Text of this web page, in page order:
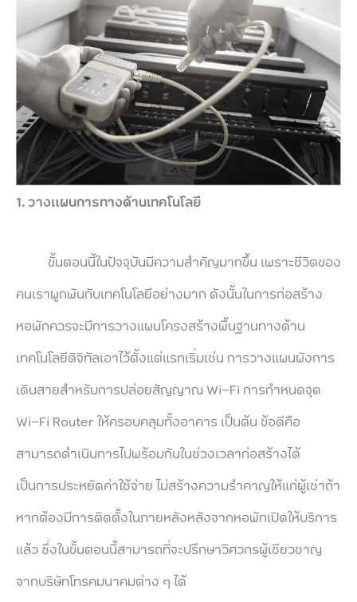
1.วางแผนการทางด้านเทคโนโลยี
ขั้นตอนนี้ในปัจจุบันมีความสำคัญมากขึ้น เพราะชีวิตของ
คนเราผูกพันกับเทคโนโลยีอย่างมาก ดังนั้นในการก่อสร้าง
หอพักควรจะมีการวางแผนโครงสร้างพื้นฐานทางด้าน
เทคโนโลยีดิจิทัลเอาไว้ตั้งแต่แรกเริ่มเช่น การวางแผนผังการ
เดินสายสำหรับการปล่อยสัญญาณ Wi-Fi การกำหนดจุด
Wi-Fi Router ให้ครอบคลุมทั้งอาคาร เป็นต้น ข้อดีคือ
สามารถดำเนินการไปพร้อมกันในช่วงเวลาก่อสร้างได้
เป็นการประหยัดค่าใช้จ่าย ไม่สร้างความรำคาญให้แก่ผู้เช่าถ้า
หากต้องมีการติดตั้งในภายหลังหลังจากหอพักเปิดให้บริการ
แล้ว ซึ่งในขั้นตอนนี้สามารถที่จะปรึกษาวิศวกรผู้เชียวชาญ
จากบริษัทโทรคมนาคมต่าง ๆ ได้